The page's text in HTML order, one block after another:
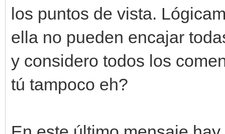
los puntos de vista.
ella no pueden encajar
y considero todos los
tú tampoco eh?